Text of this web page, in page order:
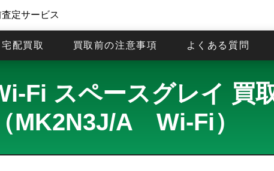
定サービス
宅配買取 買取前の注意事項 よくある質問
Fi スペースグレイ 買
（MK2N3J/A Wi-Fi）